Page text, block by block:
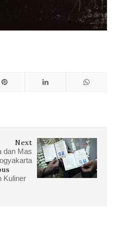
Next
dan Mas
Kuliner